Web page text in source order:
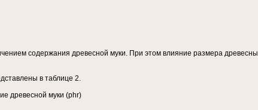
содержания древесной муки. При этом влияние размера
в таблице 2.
древесной муки (phr)